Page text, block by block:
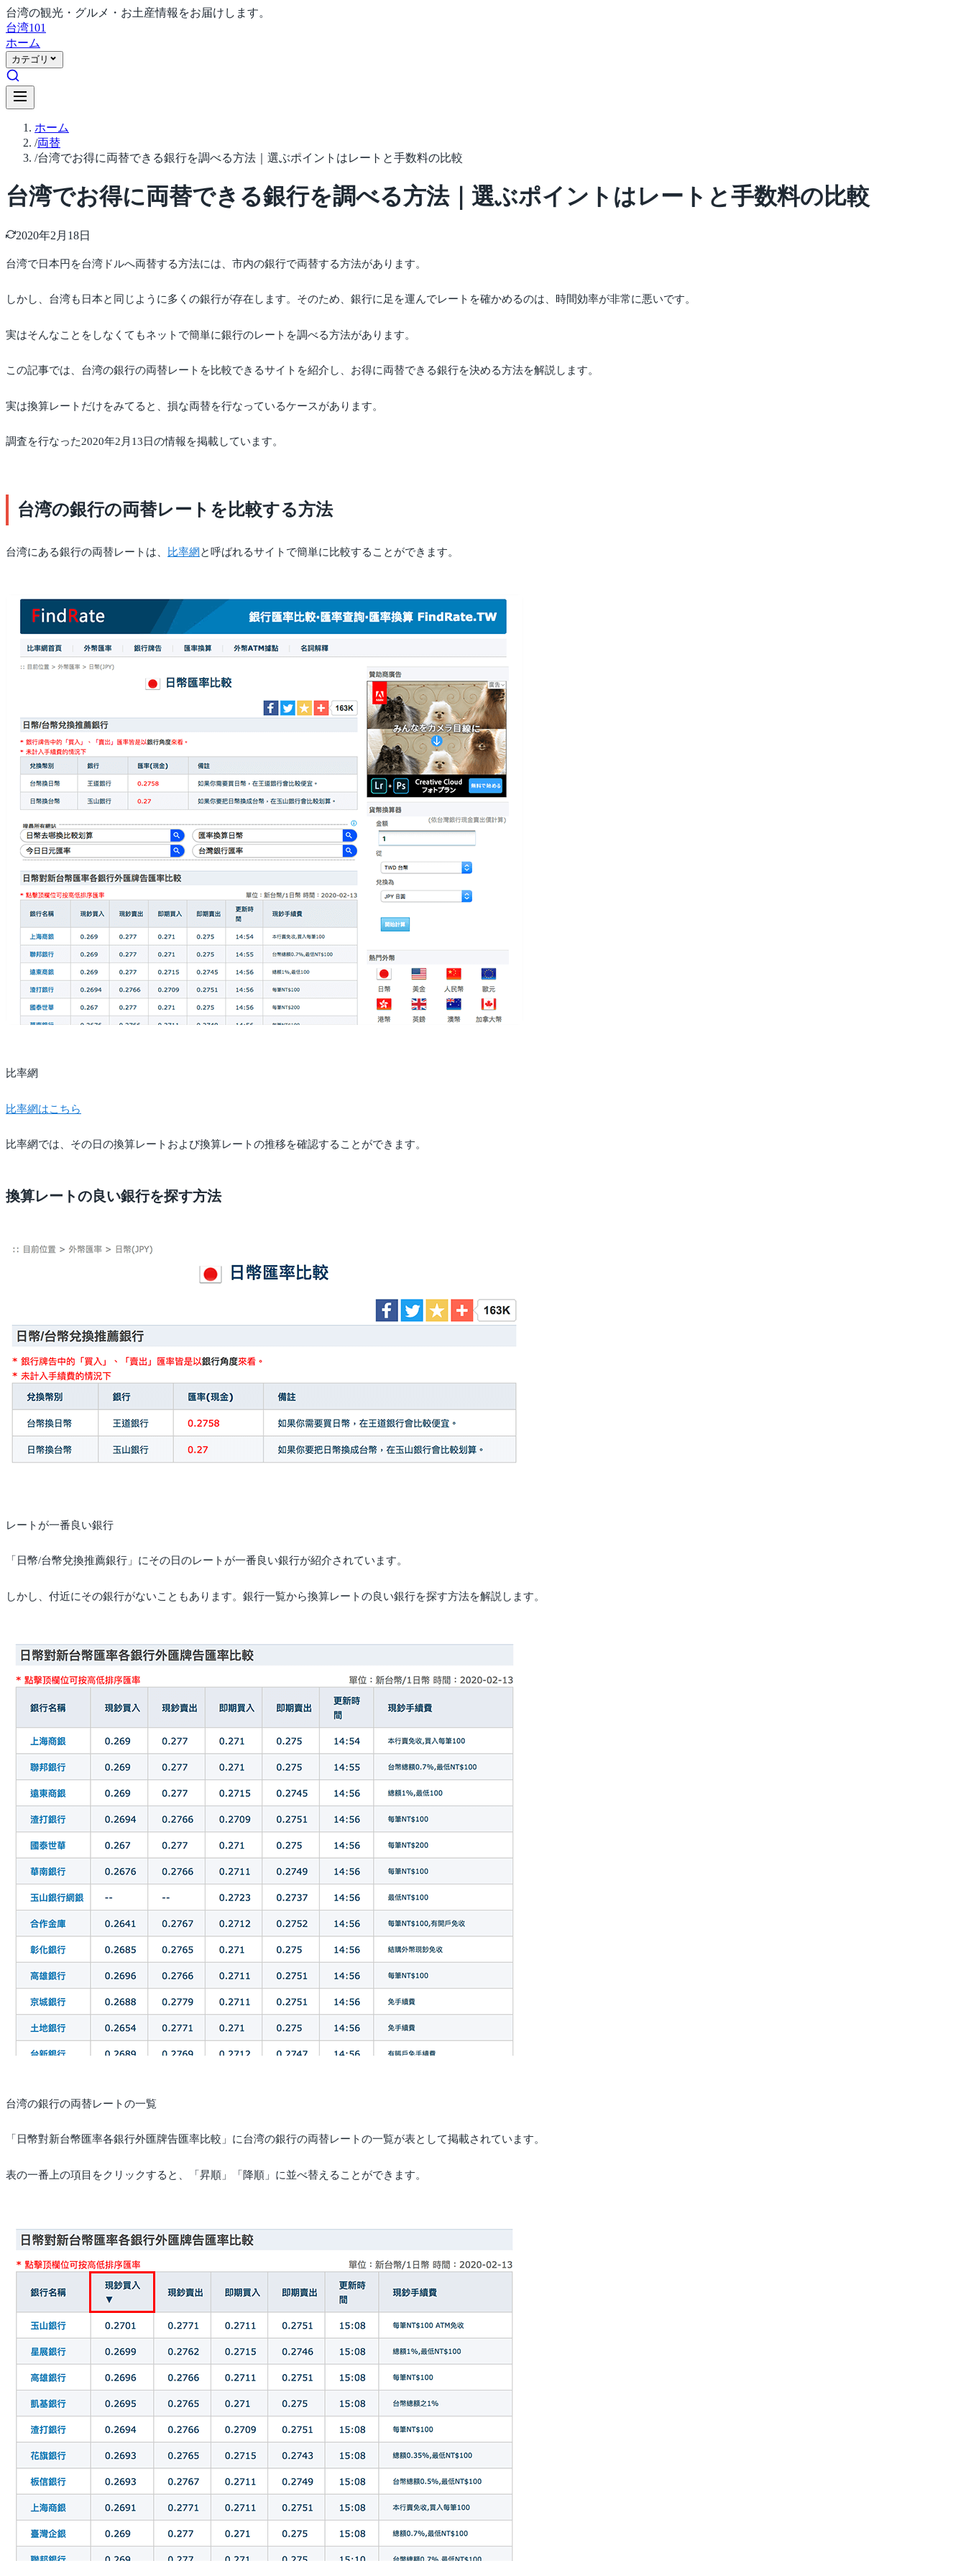
台湾の観光・グルメ・お土産情報をお届けします。
台湾101
ホーム
カテゴリ
ホーム
/両替
/台湾でお得に両替できる銀行を調べる方法｜選ぶポイントはレートと手数料の比較
台湾でお得に両替できる銀行を調べる方法｜選ぶポイントはレートと手数料の比較
2020年2月18日
台湾で日本円を台湾ドルへ両替する方法には、市内の銀行で両替する方法があります。
しかし、台湾も日本と同じように多くの銀行が存在します。そのため、銀行に足を運んでレートを確かめるのは、時間効率が非常に悪いです。
実はそんなことをしなくてもネットで簡単に銀行のレートを調べる方法があります。
この記事では、台湾の銀行の両替レートを比較できるサイトを紹介し、お得に両替できる銀行を決める方法を解説します。
実は換算レートだけをみてると、損な両替を行なっているケースがあります。
調査を行なった2020年2月13日の情報を掲載しています。
台湾の銀行の両替レートを比較する方法
台湾にある銀行の両替レートは、 比率網 と呼ばれるサイトで簡単に比較することができます。
比率網
比率網はこちら
比率網では、その日の換算レートおよび換算レートの推移を確認することができます。
換算レートの良い銀行を探す方法
レートが一番良い銀行
「日幣/台幣兌換推薦銀行」にその日のレートが一番良い銀行が紹介されています。
しかし、付近にその銀行がないこともあります。銀行一覧から換算レートの良い銀行を探す方法を解説します。
台湾の銀行の両替レートの一覧
「日幣對新台幣匯率各銀行外匯牌告匯率比較」に台湾の銀行の両替レートの一覧が表として掲載されています。
表の一番上の項目をクリックすると、「昇順」「降順」に並べ替えることができます。